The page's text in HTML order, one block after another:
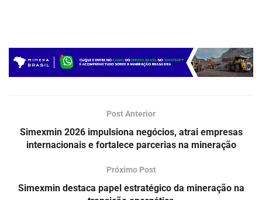
Post Anterior
Simexmin 2026 impulsiona negócios, atrai empresas
internacionais e fortalece parcerias na mineração
Próximo Post
Simexmin destaca papel estratégico da mineração na